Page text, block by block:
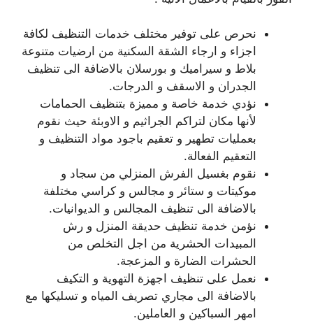
نحرص على توفير مختلف خدمات التنظيف لكافة
اجزاء و ارجاء الشقة السكنية من ارضيات متنوعة
بلاط و سيراميك و بورسلان بالاضافة الى تنظيف
الجدران و الاسقف و الدرجات.
نؤدي خدمة خاصة و مميزة بتنظيف الحمامات
لأنها مكان لتراكم الجراثيم و الاوبئة حيث نقوم
بعمليات تطهير و تعقيم باجود مواد التنظيف و
التعقيم الفعالة.
نقوم بغسيل الفرش المنزلي من سجاد و
موكيتات و ستائر و مجالس و كراسي مختلفة
بالاضافة الى تنظيف المجالس و الديوانيات.
نؤمن خدمة تنظيف حديقة المنزل و رش
المبيدات الحشرية من اجل التخلص من
الحشرات الضارة و المزعجة.
نعمل على تنظيف اجهزة التهوية و التكيف
بالاضافة الى مجاري تصريف المياه و تسليكها مع
امهر السباكين و العاملين.